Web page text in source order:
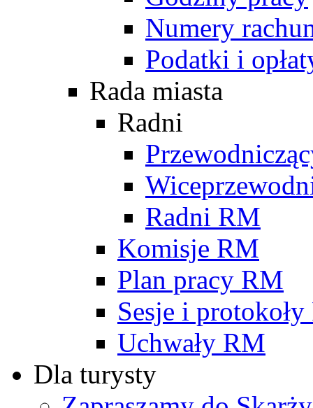
Numery
Podatki i
Rada miasta
Radni
Radni RM
Komisje RM
Plan pracy RM
Sesje i
Uchwały RM
Dla turysty